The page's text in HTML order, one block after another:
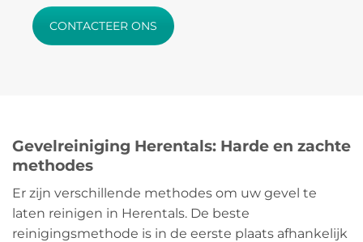
CONTACTEER ONS
Gevelreiniging Herentals: Harde en zachte
methodes
Er zijn verschillende methodes om uw gevel te
laten reinigen in Herentals. De beste
reinigingsmethode is in de eerste plaats afhankelijk